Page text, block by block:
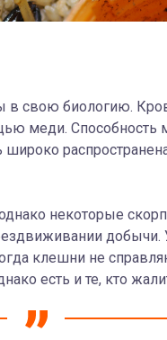
свою биологию.
меди. Способность
некоторые
клешни не
есть и те, кто